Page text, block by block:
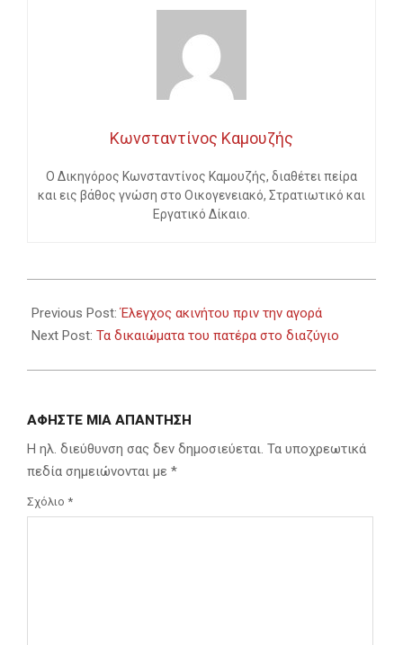
Κωνσταντίνος Καμουζής
Ο Δικηγόρος Κωνσταντίνος Καμουζής, διαθέτει πείρα
και εις βάθος γνώση στο Οικογενειακό, Στρατιωτικό και
Εργατικό Δίκαιο.
09-
03
Previous Post:Έλεγχος ακινήτου πριν την αγορά
Next Post: Τα δικαιώματα του πατέρα στο διαζύγιο
ΑΦΉΣΤΕ ΜΙΑ ΑΠΆΝΤΗΣΗ
Η ηλ. διεύθυνση σας δεν δημοσιεύεται. Τα υποχρεωτικά
πεδία σημειώνονται με *
Σχόλιο *